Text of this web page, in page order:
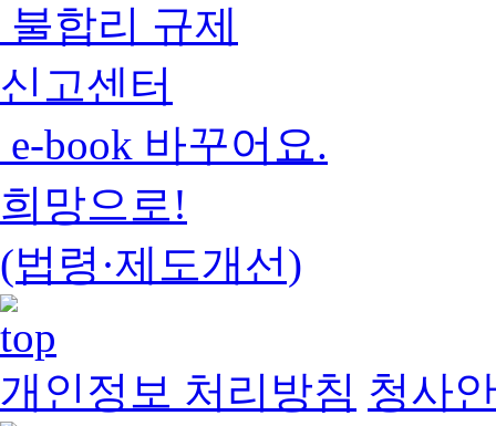
불합리 규제
신고센터
e-book 바꾸어요.
희망으로!
(법령·제도개선)
개인정보 처리방침 청사